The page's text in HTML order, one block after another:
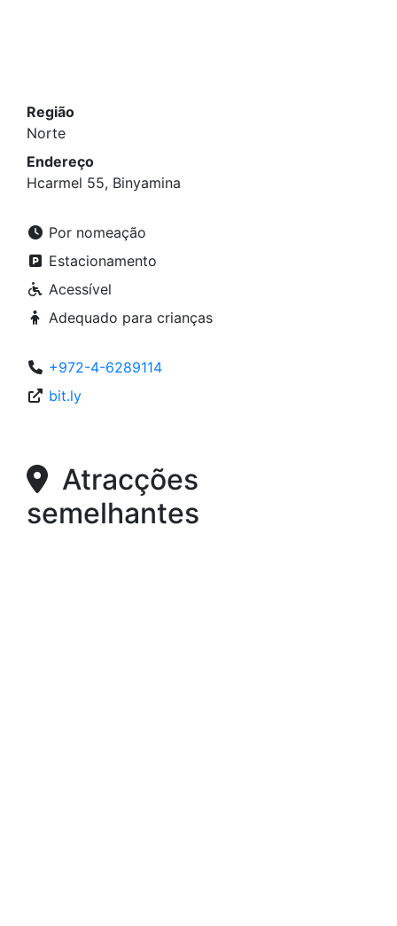
Região
Norte
Endereço
Hcarmel 55, Binyamina
Por nomeação
Estacionamento
Acessível
Adequado para crianças
+972-4-6289114
bit.ly
Atracções
semelhantes